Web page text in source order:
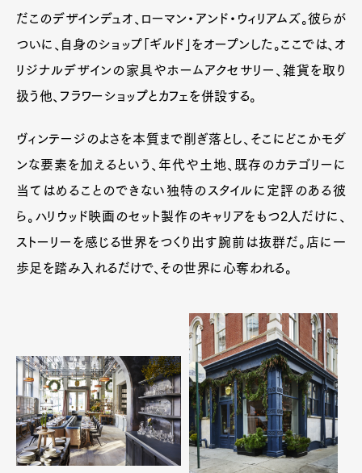
だこのデザインデュオ、ローマン・アンド・ウィリアムズ。彼らが
ついに、自身のショップ「ギルド」をオープンした。ここでは、オ
リジナルデザインの家具やホームアクセサリー、雑貨を取り
扱う他、フラワーショップとカフェを併設する。
ヴィンテージのよさを本質まで削ぎ落とし、そこにどこかモダ
ンな要素を加えるという、年代や土地、既存のカテゴリーに
当てはめることのできない独特のスタイルに定評のある彼
ら。ハリウッド映画のセット製作のキャリアをもつ2人だけに、
ストーリーを感じる世界をつくり出す腕前は抜群だ。店に一
歩足を踏み入れるだけで、その世界に心奪われる。